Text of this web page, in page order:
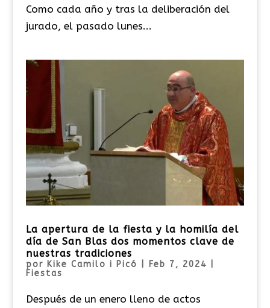
Como cada año y tras la deliberación del
jurado, el pasado lunes...
La apertura de la fiesta y la homilía del
día de San Blas dos momentos clave de
nuestras tradiciones
por Kike Camilo i Picó Feb 7, 2024
Fiestas
Después de un enero lleno de actos